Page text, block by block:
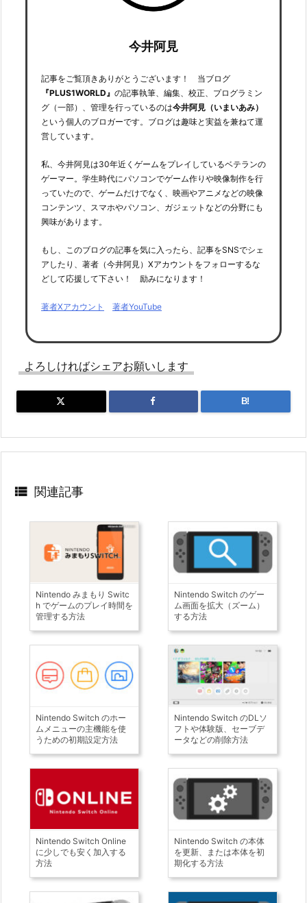
今井阿見
記事をご覧頂きありがとうございます！ 当ブログ
『PLUS1WORLD』 の記事執筆、編集、校正、プログラミン
グ（一部）、管理を行っているのは今井阿見（いまいあみ）
という個人のブロガーです。ブログは趣味と実益を兼ねて運
営しています。
私、今井阿見は30年近くゲームをプレイしているベテランの
ゲーマー。学生時代にパソコンでゲーム作りや映像制作を行
っていたので、ゲームだけでなく、映画やアニメなどの映像
コンテンツ、スマホやパソコン、ガジェットなどの分野にも
興味があります。
もし、このブログの記事を気に入ったら、記事をSNSでシェ
アしたり、著者（今井阿見）Xアカウントをフォローするな
どして応援して下さい！ 励みになります！
著者Xアカウント 著者YouTube
よろしければシェアお願いします
B!
 関連記事
Nintendo みまもり Switc
h でゲームのプレイ時間を
管理する方法
Nintendo Switch のゲー
ム画面を拡大（ズーム）
する方法
Nintendo Switch のホー
ムメニューの主機能を使
うための初期設定方法
Nintendo Switch のDLソ
フトや体験版、セーブデ
ータなどの削除方法
Nintendo Switch Online
に少しでも安く加入する
方法
Nintendo Switch の本体
を更新、または本体を初
期化する方法